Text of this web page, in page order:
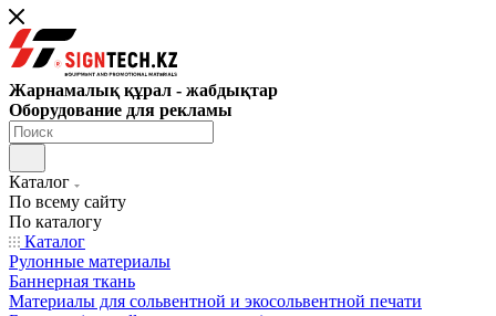
Жарнамалық құрал - жабдықтар
Оборудование для рекламы
Каталог
По всему сайту
По каталогу
Каталог
Рулонные материалы
Баннерная ткань
Материалы для сольвентной и экосольвентной печати